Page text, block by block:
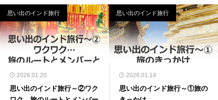
思い出のインド旅行
2026.01.20
思い出のインド旅行～②ワク
思い出のインド旅行
2026.01.14
思い出のインド旅行～①旅の